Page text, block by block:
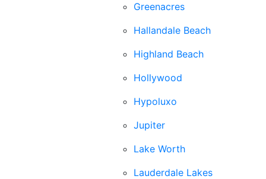
Greenacres
Hallandale Beach
Highland Beach
Hollywood
Hypoluxo
Jupiter
Lake Worth
Lauderdale Lakes